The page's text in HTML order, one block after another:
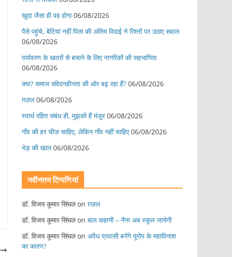
खुदा जैसा ही वह होगा 06/08/2026
पैसे पहुंचे, बेटियां नहीं पिता की अंतिम विदाई ने रिश्तों पर उठाए सवाल
06/08/2026
पर्यावरण के खतरों से बचाने के लिए नागरिकों की सहभागिता
06/08/2026
क्या? समाज संवेदनहीनता की ओर बढ़ रहा हैं? 06/08/2026
ग़ज़ल 06/08/2026
स्वार्थ रहित संबंध ही, मुझको हैं मंज़ूर 06/08/2026
गाँव की हर चीज़ चाहिए, लेकिन गाँव नहीं चाहिए 06/08/2026
भेड़ की खाल 06/08/2026
नवीनतम टिप्पणियां
डॉ. विजय कुमार सिंघलon ग़ज़ल
डॉ. विजय कुमार सिंघलon बाल कहानी – नैना अब स्कूल जायेगी
डॉ. विजय कुमार सिंघलon अवैध प्रवासी बनेंगे यूरोप के महाविनाश
का कारण?